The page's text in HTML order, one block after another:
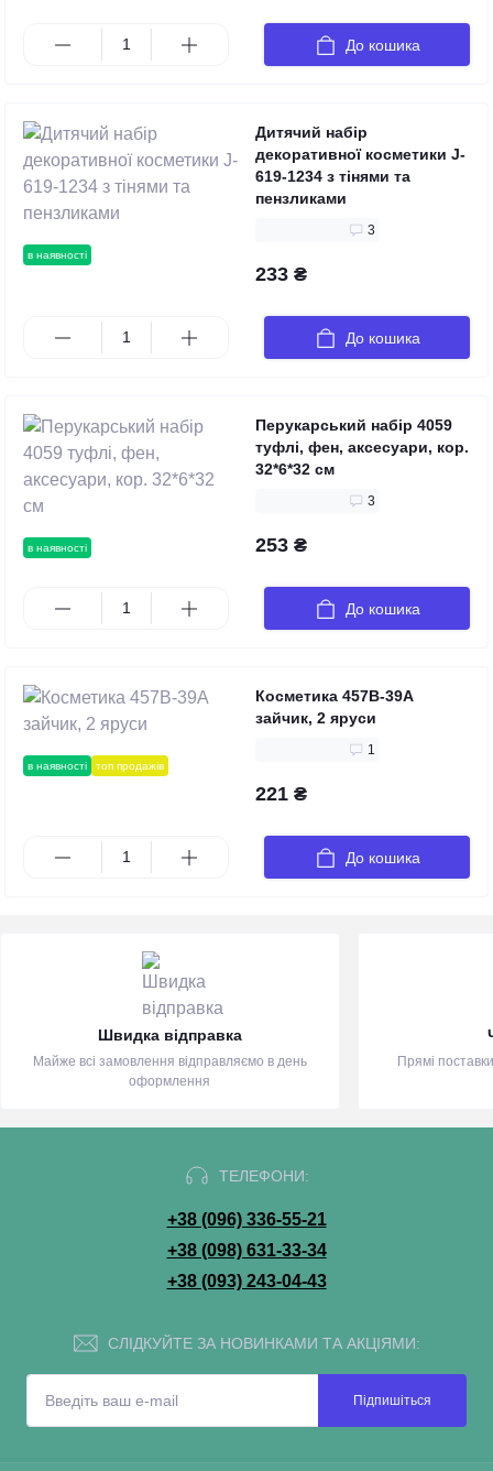
До кошика
в наявності
Дитячий набір
декоративної косметики J-
619-1234 з тінями та
пензликами
3
233 ₴
До кошика
в наявності
Перукарський набір 4059
туфлі, фен, аксесуари, кор.
32*6*32 см
3
253 ₴
До кошика
в наявності топ продажів
Косметика 457B-39A
зайчик, 2 яруси
1
221 ₴
До кошика
Швидка відправка
Майже всі замовлення відправляємо в день
оформлення
Прямі
ТЕЛЕФОНИ:
+38 (096) 336-55-21
+38 (098) 631-33-34
+38 (093) 243-04-43
СЛІДКУЙТЕ ЗА НОВИНКАМИ ТА АКЦІЯМИ:
Підпишіться